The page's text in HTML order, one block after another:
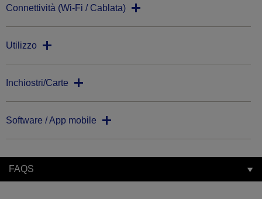
Connettività (Wi-Fi / Cablata)
Utilizzo
Inchiostri/Carte
Software / App mobile
FAQS